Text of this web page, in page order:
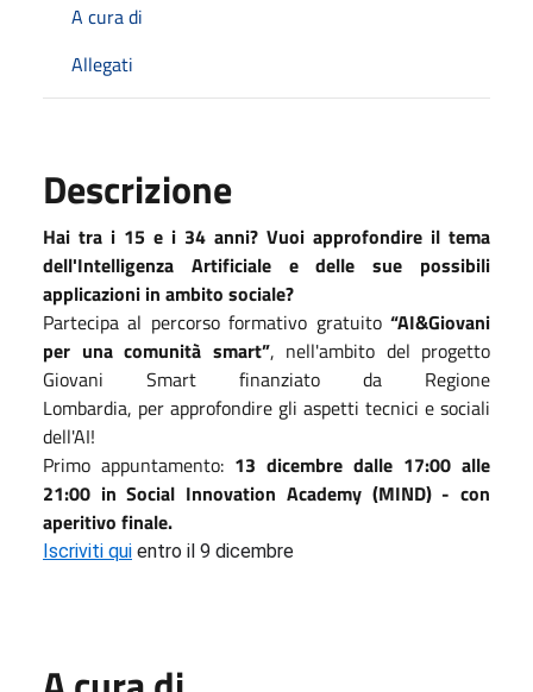
A cura di
Allegati
Descrizione
Hai tra i 15 e i 34 anni? Vuoi approfondire il tema
dell'Intelligenza Artificiale e delle sue possibili
applicazioni in ambito sociale?
Partecipa al percorso formativo gratuito “AI&Giovani
per una comunità smart”, nell'ambito del progetto
Giovani Smart finanziato da Regione
Lombardia, per approfondire gli aspetti tecnici e sociali
dell'AI!
Primo appuntamento: 13 dicembre dalle 17:00 alle
21:00 in Social Innovation Academy (MIND) - con
aperitivo finale.
Iscriviti qui entro il 9 dicembre